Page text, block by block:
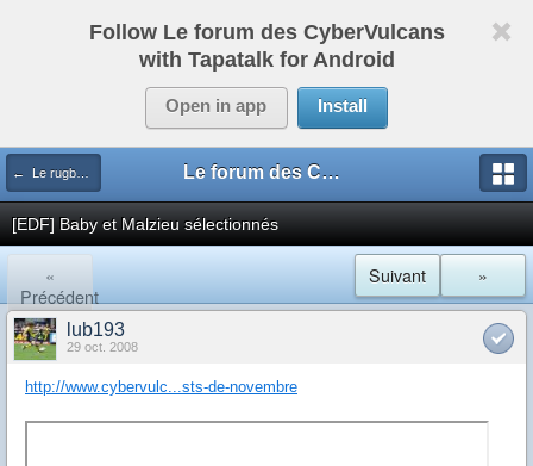
Follow Le forum des CyberVulcans
with Tapatalk for Android
Open in app Install
← Le rugby international Le forum des CyberVulcans
[EDF] Baby et Malzieu sélectionnés
«
Précédent
»
Suivant
lub193
29 oct. 2008
http://www.cybervulc...sts-de-novembre